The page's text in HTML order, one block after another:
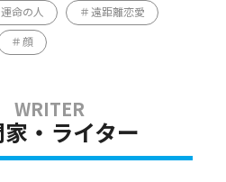
運命の人 遠距離恋愛
顔
家・ライター